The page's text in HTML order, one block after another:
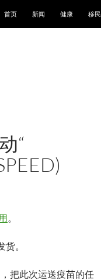
首页
新闻 健康 移民
“
。
。
把此次运送疫苗的任